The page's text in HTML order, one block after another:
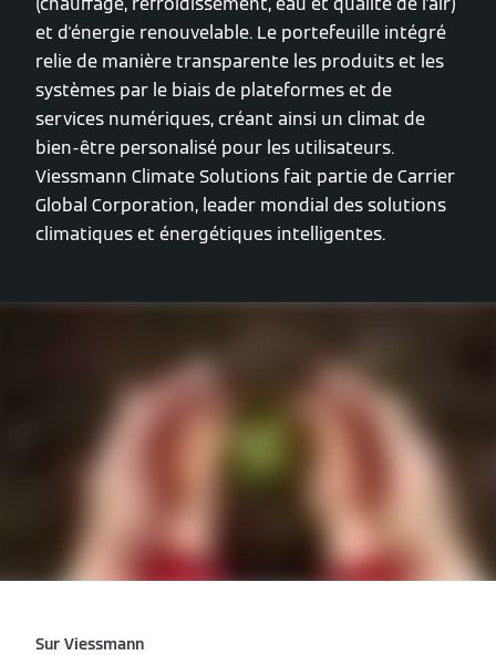
et d'énergie renouvelable. Le portefeuille intégré
relie de manière transparente les produits et les
systèmes par le biais de plateformes et de
services numériques, créant ainsi un climat de
bien-être personalisé pour les utilisateurs.
Viessmann Climate Solutions fait partie de Carrier
Global Corporation, leader mondial des solutions
climatiques et énergétiques intelligentes.
Sur Viessmann